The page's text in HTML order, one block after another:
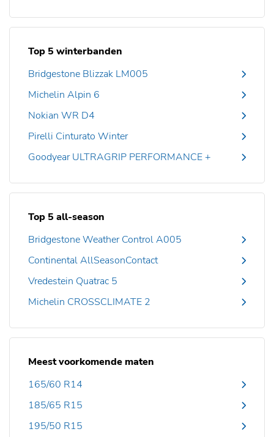
Top 5 winterbanden
Bridgestone Blizzak LM005
Michelin Alpin 6
Nokian WR D4
Pirelli Cinturato Winter
Goodyear ULTRAGRIP PERFORMANCE +
Top 5 all-season
Bridgestone Weather Control A005
Continental AllSeasonContact
Vredestein Quatrac 5
Michelin CROSSCLIMATE 2
Meest voorkomende maten
165/60 R14
185/65 R15
195/50 R15